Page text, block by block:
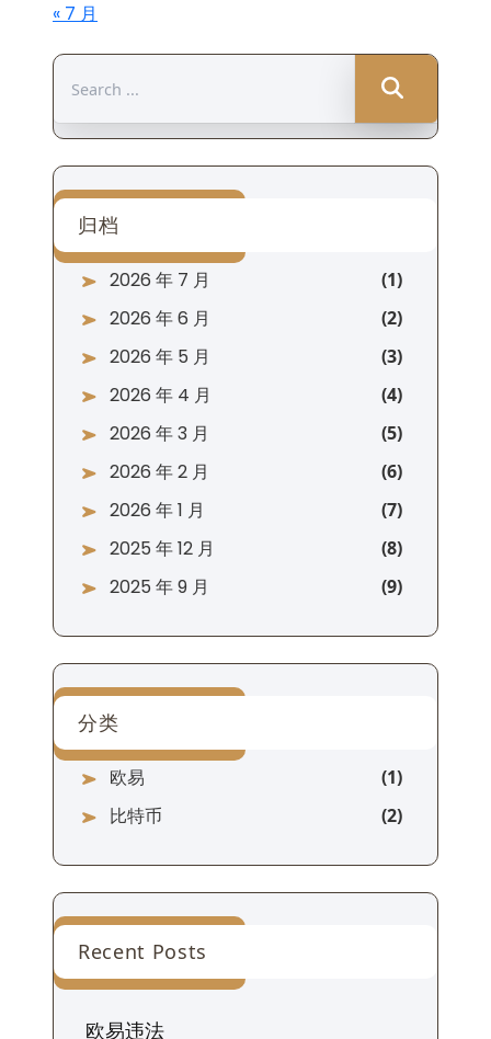
« 7 月
for:
归档
2026 年 7 月
2026 年 6 月
2026 年 5 月
2026 年 4 月
2026 年 3 月
2026 年 2 月
2026 年 1 月
2025 年 12 月
2025 年 9 月
分类
欧易
比特币
Recent Posts
欧易违法